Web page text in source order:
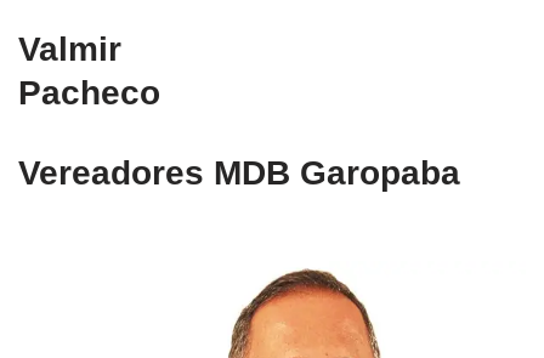
Valmir
Pacheco
Vereadores MDB Garopaba